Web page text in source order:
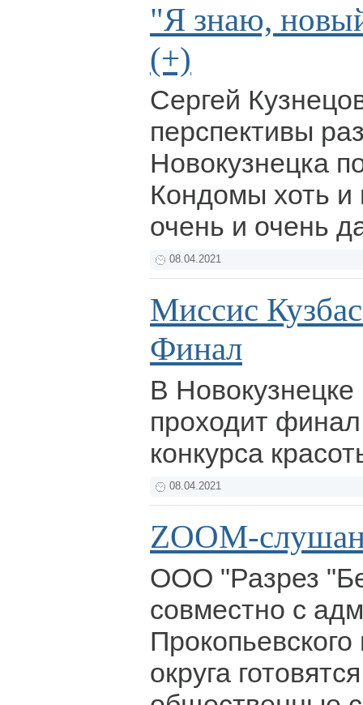
"Я знаю,
(+)
Сергей
перспективы
Новокузнецка
Кондомы хоть и
очень и очень
08.04.2021
Миссис
Финал
В
проходит
конкурса
08.04.2021
ZOOM-
ООО "Разрез
совместно с
округа